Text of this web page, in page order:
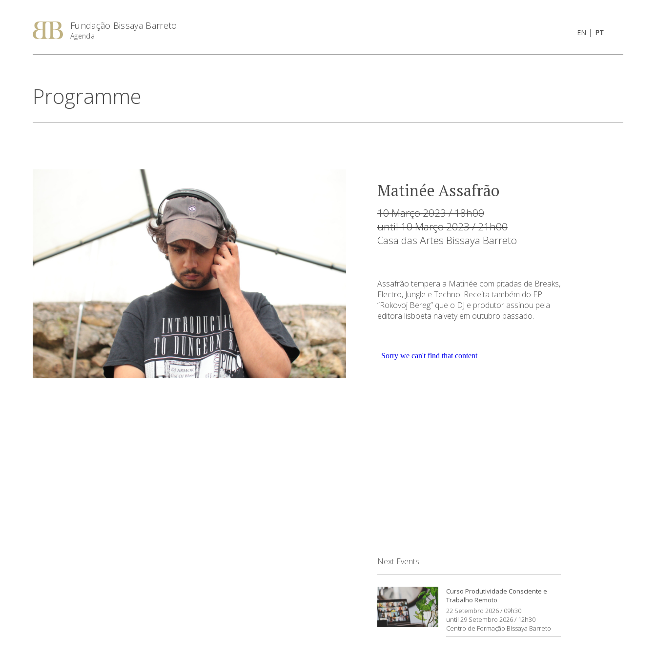
Fundação Bissaya Barreto
Agenda EN | PT
Programme
Matinée Assafrão
10 Março 2023 / 18h00
until 10 Março 2023 / 21h00
Casa das Artes Bissaya Barreto
Assafrão tempera a Matinée com pitadas de Breaks,
Electro, Jungle e Techno. Receita também do EP
“Rokovoj Bereg” que o DJ e produtor assinou pela
editora lisboeta naivety em outubro passado.
Next Events
Curso Produtividade Consciente e
Trabalho Remoto
22 Setembro 2026 / 09h30
until 29 Setembro 2026 / 12h30
Centro de Formação Bissaya Barreto